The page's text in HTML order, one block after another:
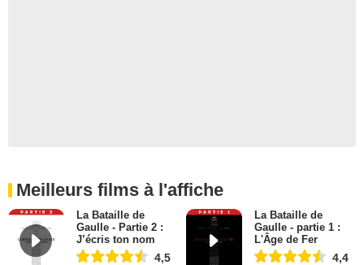
Meilleurs films à l'affiche
La Bataille de
Gaulle - Partie 2 :
J’écris ton nom
4,5
La Bataille de
Gaulle - partie 1 :
L'Âge de Fer
4,4